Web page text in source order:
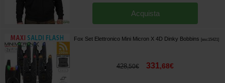
Acquista
Fox Set Elettronico Mini Micron X 4D Dinky Bobbins [esc15421]
428,50€ 331,68€